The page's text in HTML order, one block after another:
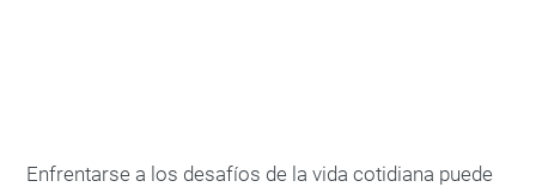
Enfrentarse a los desafíos de la vida cotidiana puede